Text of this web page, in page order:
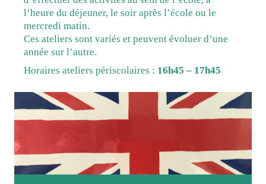
l’heure du déjeuner, le soir après l’école ou le
mercredi matin.
Ces ateliers sont variés et peuvent évoluer d’une
année sur l’autre.
Horaires ateliers périscolaires : 16h45 – 17h45